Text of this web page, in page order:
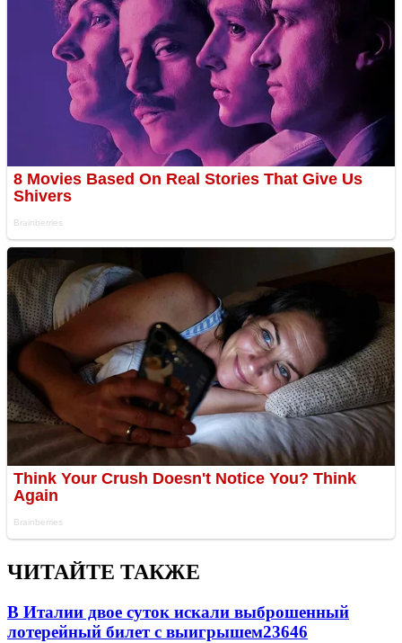
ЧИТАЙТЕ ТАКЖЕ
В Италии двое суток искали выброшенный
лотерейный билет с выигрышем23646